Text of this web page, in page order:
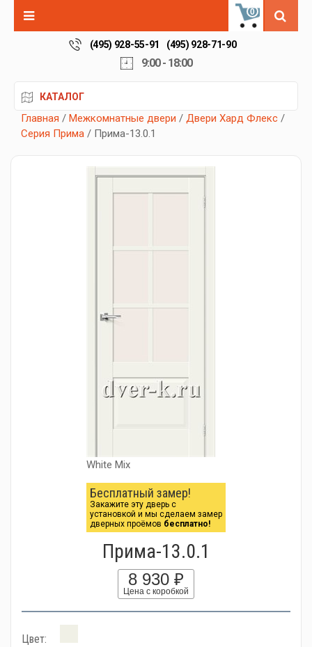
0
(495) 928-55-91 (495) 928-71-90
9:00 - 18:00
КАТАЛОГ
Главная / Межкомнатные двери / Двери Хард Флекс /
Серия Прима / Прима-13.0.1
White Mix
Бесплатный замер!
Закажите эту дверь с
установкой и мы сделаем замер
дверных проёмов бесплатно!
Прима-13.0.1
8 930 ₽
Цена с коробкой
Цвет: